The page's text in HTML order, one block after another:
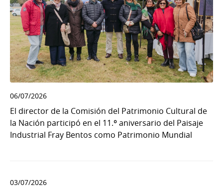
06/07/2026
El director de la Comisión del Patrimonio Cultural de
la Nación participó en el 11.º aniversario del Paisaje
Industrial Fray Bentos como Patrimonio Mundial
03/07/2026